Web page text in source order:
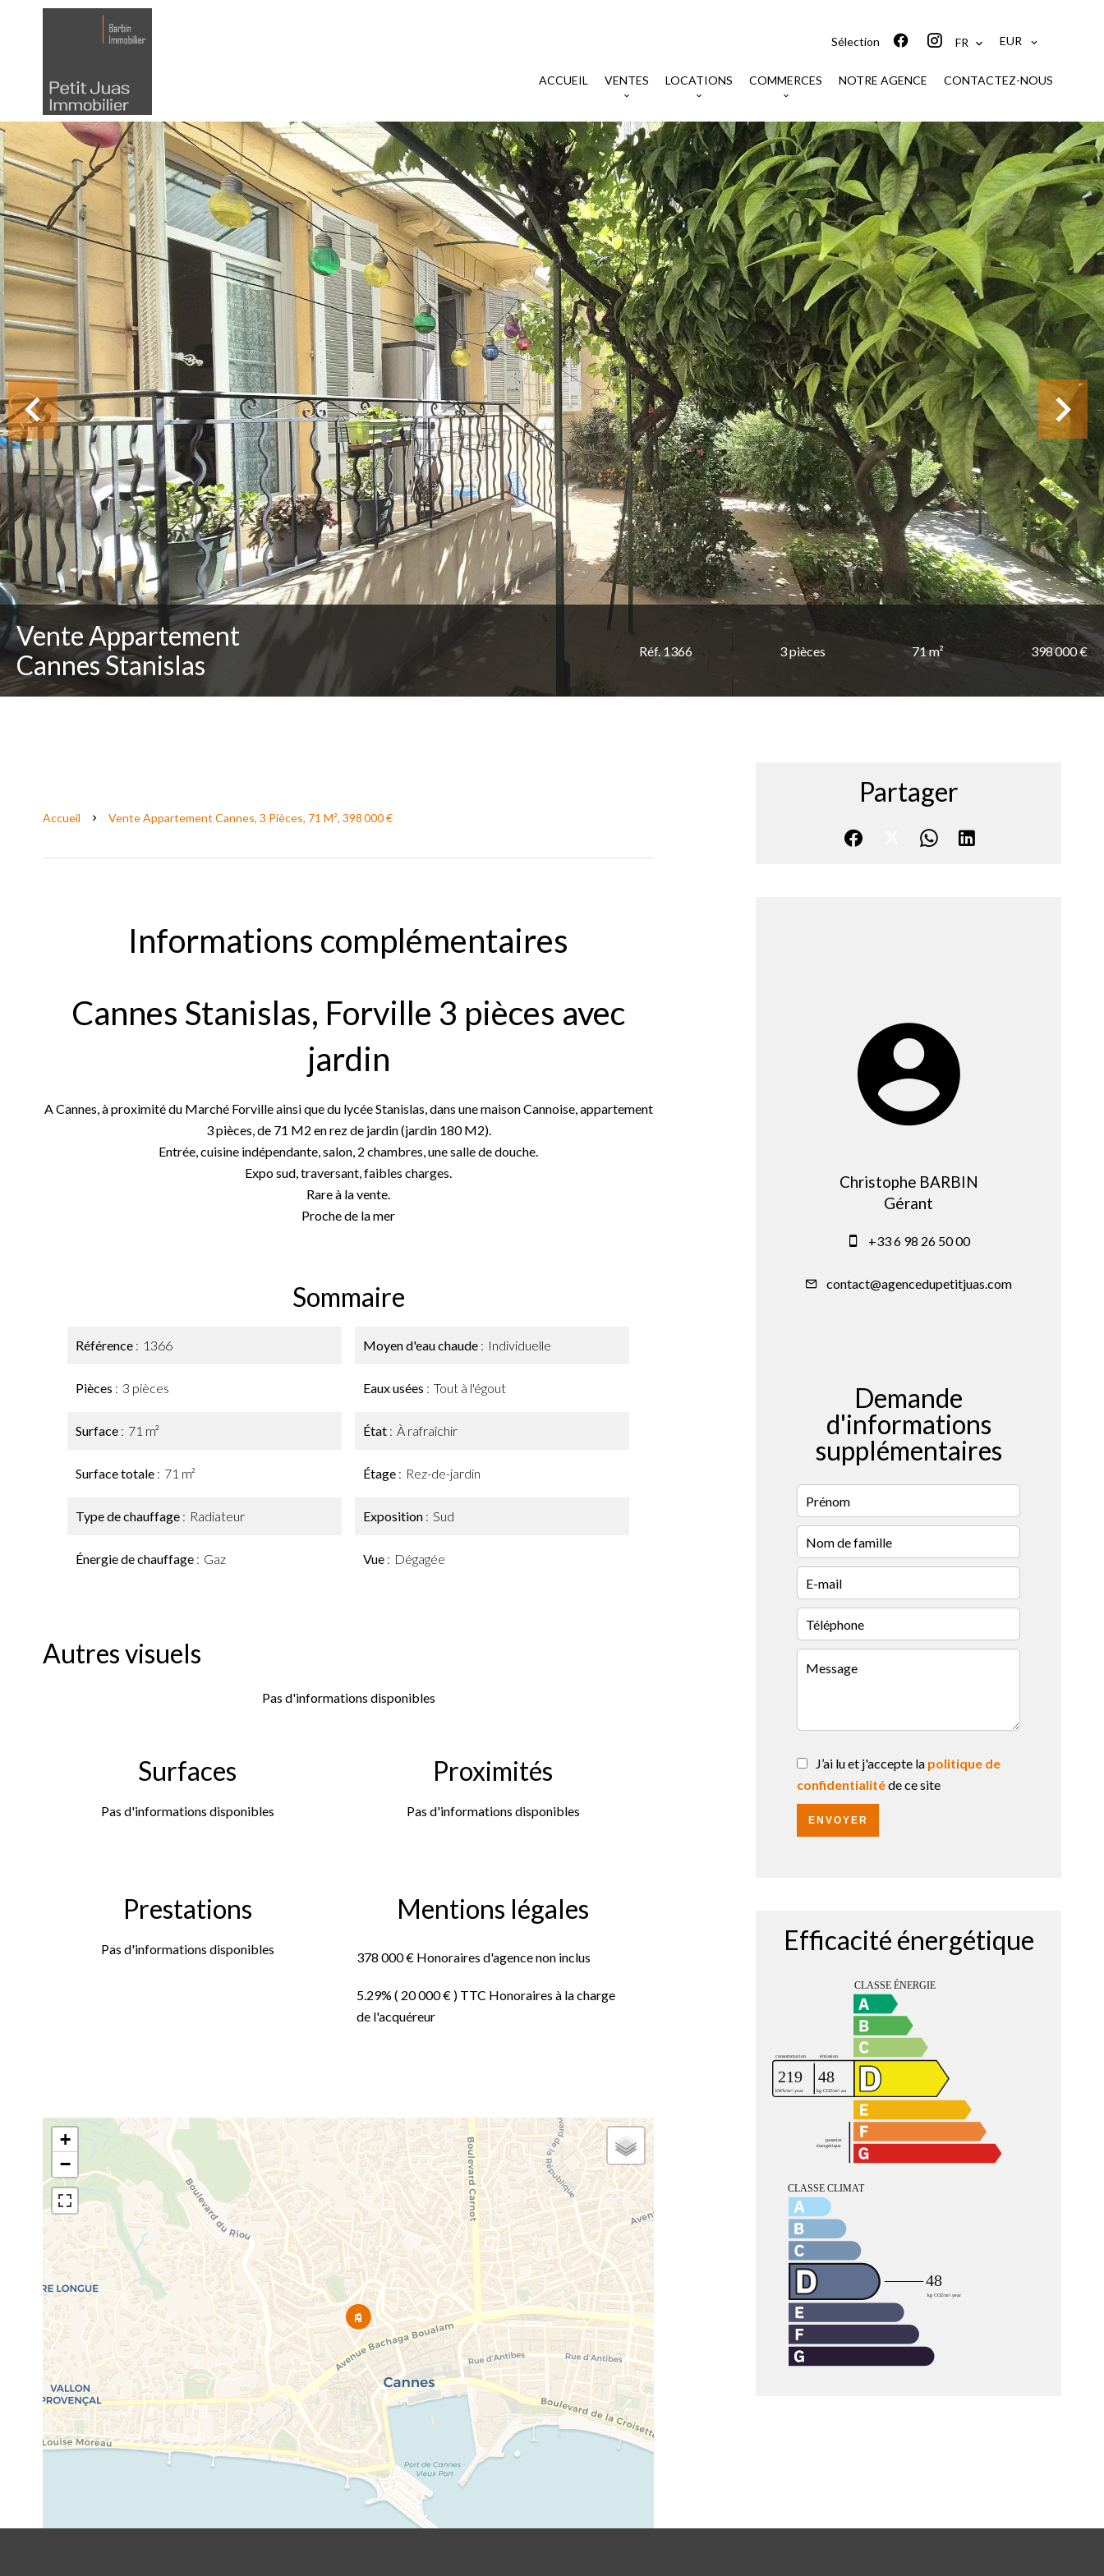
Sélection FR EUR
ACCUEIL VENTES LOCATIONS COMMERCES NOTRE AGENCE CONTACTEZ-NOUS
Vente Appartement
Cannes Stanislas
Réf. 1366 3 pièces 71 m² 398 000 €
Accueil Vente Appartement Cannes, 3 Pièces, 71 M², 398 000 €
Informations complémentaires
Cannes Stanislas, Forville 3 pièces avec
jardin
A Cannes, à proximité du Marché Forville ainsi que du lycée Stanislas, dans une maison Cannoise, appartement
3 pièces, de 71 M2 en rez de jardin (jardin 180 M2).
Entrée, cuisine indépendante, salon, 2 chambres, une salle de douche.
Expo sud, traversant, faibles charges.
Rare à la vente.
Proche de la mer
Sommaire
Référence 1366
Pièces 3 pièces
Surface 71 m²
Surface totale 71 m²
Type de chauffage Radiateur
Énergie de chauffage Gaz
Moyen d'eau chaude Individuelle
Eaux usées Tout à l'égout
État À rafraîchir
Étage Rez-de-jardin
Exposition Sud
Vue Dégagée
Autres visuels
Pas d'informations disponibles
Surfaces
Pas d'informations disponibles
Proximités
Pas d'informations disponibles
Prestations
Pas d'informations disponibles
Mentions légales
378 000 € Honoraires d'agence non inclus
5.29% ( 20 000 € ) TTC Honoraires à la charge
de l'acquéreur
+
−
Partager
Christophe BARBIN
Gérant
+33 6 98 26 50 00
contact@agencedupetitjuas.com
Demande
d'informations
supplémentaires
J’ai lu et j'accepte la politique de
confidentialitéde ce site
ENVOYER
Efficacité énergétique